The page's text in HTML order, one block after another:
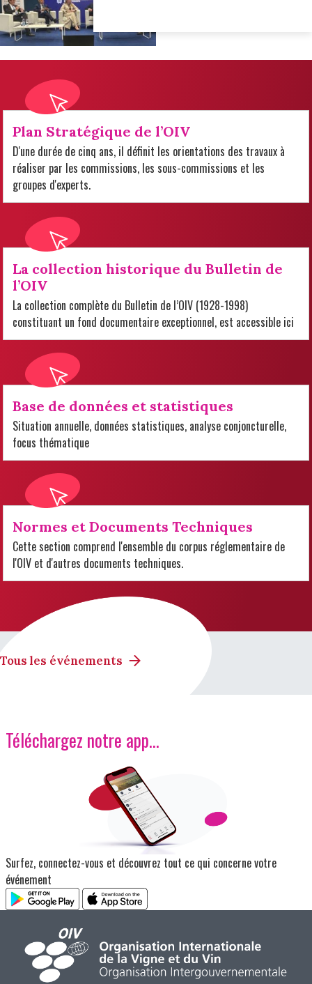
Plan Stratégique de l’OIV
D'une durée de cinq ans, il définit les orientations des travaux à
réaliser par les commissions, les sous-commissions et les
groupes d'experts.
La collection historique du Bulletin de
l’OIV
La collection complète du Bulletin de l’OIV (1928-1998)
constituant un fond documentaire exceptionnel, est accessible ici
Base de données et statistiques
Situation annuelle, données statistiques, analyse conjoncturelle,
focus thématique
Normes et Documents Techniques
Cette section comprend l'ensemble du corpus réglementaire de
l'OIV et d'autres documents techniques.
Tous les événements
Téléchargez notre app…
Surfez, connectez-vous et découvrez tout ce qui concerne votre
événement